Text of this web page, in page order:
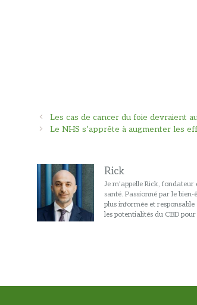
Navigation
des
Les cas de cancer du foie devraient
Le NHS s’apprête à augmenter les
Rick
Je m'appelle Rick,
santé. Passionné par le
plus informée et
les potentialités du CBD